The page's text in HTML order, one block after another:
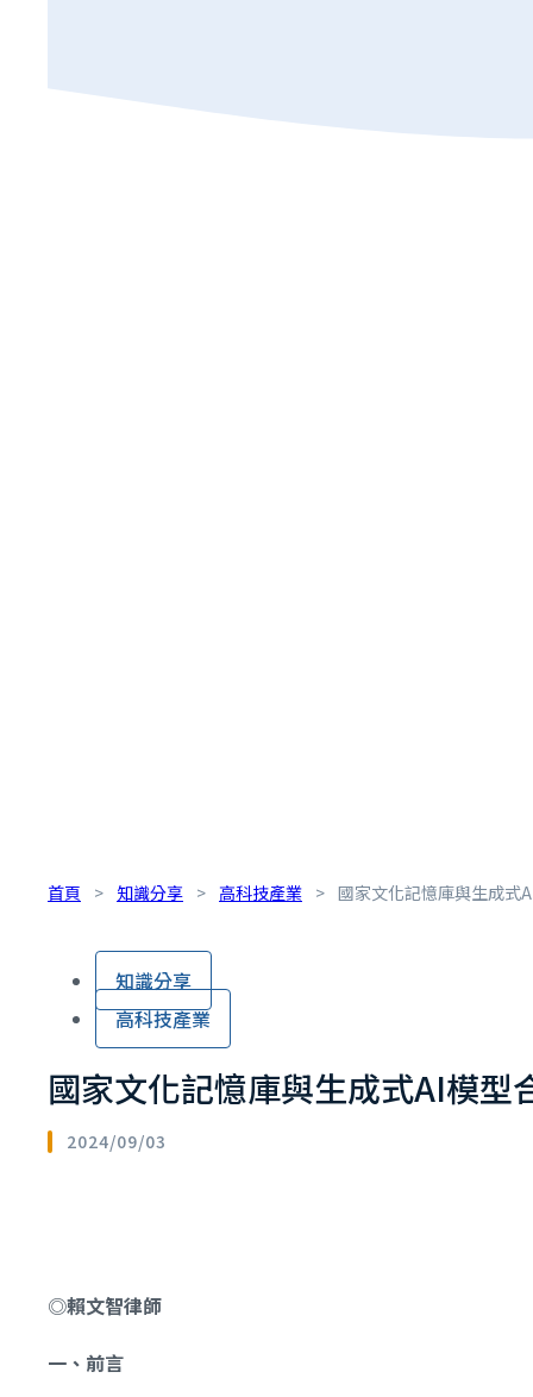
首頁 > 知識分享 > 高科技產業 > 國家文化記憶庫與生成式
知識分享
高科技產業
國家文化記憶庫與生成式AI模型
2024/09/03
◎賴文智律師
一、前言